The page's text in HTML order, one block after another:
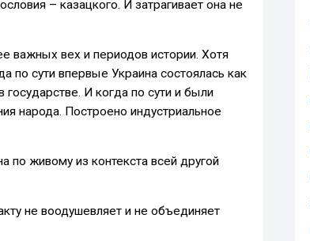
– казацкого. И затрагивает она не
важных вех и периодов истории. Хотя
по сути впервые Украина состоялась как
государстве. И когда по сути и были
народа. Построено индустриальное
по живому из контекста всей другой
не воодушевляет и не объединяет